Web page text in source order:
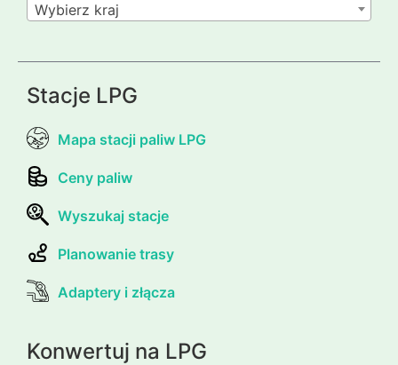
Wybierz kraj
Stacje LPG
Mapa stacji paliw LPG
Ceny paliw
Wyszukaj stacje
Planowanie trasy
Adaptery i złącza
Konwertuj na LPG